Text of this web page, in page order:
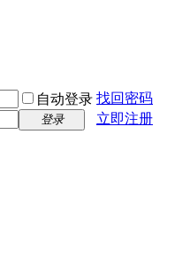
自动登录 找回密码
登录
立即注册